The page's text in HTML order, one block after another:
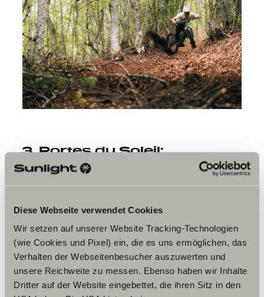
Diese Webseite verwendet Cookies
Wir setzen auf unserer Website Tracking-Technologien
(wie Cookies und Pixel) ein, die es uns ermöglichen, das
Verhalten der Webseitenbesucher auszuwerten und
unsere Reichweite zu messen. Ebenso haben wir Inhalte
Dritter auf der Website eingebettet, die ihren Sitz in den
3. Portes du Soleil:
najlepszy plac zabaw bike
parków
Savoie spotyka się z kantonem Valais. Łącznie 12
ośrodków (w tym Morzine, Les Gets i Avoriaz) tworzy
jeden znajwiększych obszarów MTB na świecie.
600 kilometrów tras oferuje idealne połączenie zjazdów
Pucharu Świata, flow traili, skoków i technicznych linii.
karnecie – infrastruktura robi ogromne wrażenie.